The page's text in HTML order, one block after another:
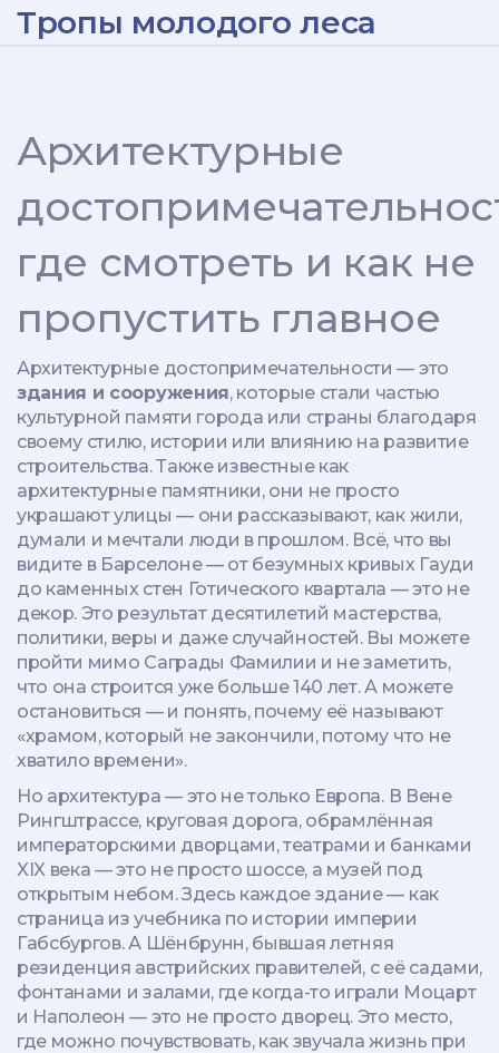
Тропы молодого леса
Архитектурные
где смотреть и как не
пропустить главное
Архитектурные достопримечательности — это
здания и сооружения, которые стали частью
культурной памяти города или страны благодаря
своему стилю, истории или влиянию на развитие
строительства. Также известные как
архитектурные памятники, они не просто
украшают улицы — они рассказывают, как жили,
думали и мечтали люди в прошлом.Всё, что вы
видите в Барселоне — от безумных кривых Гауди
до каменных стен Готического квартала — это не
декор. Это результат десятилетий мастерства,
политики, веры и даже случайностей. Вы можете
пройти мимо Саграды Фамилии и не заметить,
что она строится уже больше 140 лет. А можете
остановиться — и понять, почему её называют
«храмом, который не закончили, потому что не
хватило времени».
Но архитектура — это не только Европа. В Вене
Рингштрассе, круговая дорога, обрамлённая
императорскими дворцами, театрами и банками
XIX века — это не просто шоссе, а музей под
открытым небом. Здесь каждое здание — как
страница из учебника по истории империи
Габсбургов. А Шёнбрунн, бывшая летняя
резиденция австрийских правителей, с её садами,
фонтанами и залами, где когда-то играли Моцарт
и Наполеон — это не просто дворец. Это место,
где можно почувствовать, как звучала жизнь при